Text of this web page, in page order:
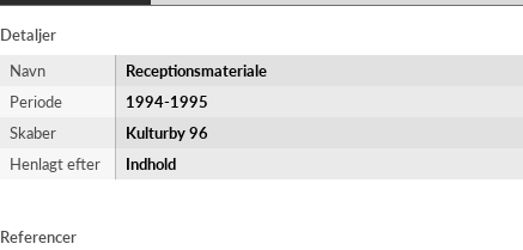
Detaljer
Navn
Receptionsmateriale
Periode
1994-​1995
Skaber
Kulturby 96
Henlagt efter
Indhold
Referencer